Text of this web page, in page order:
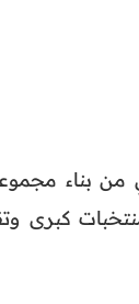
من بناء
منتخبات